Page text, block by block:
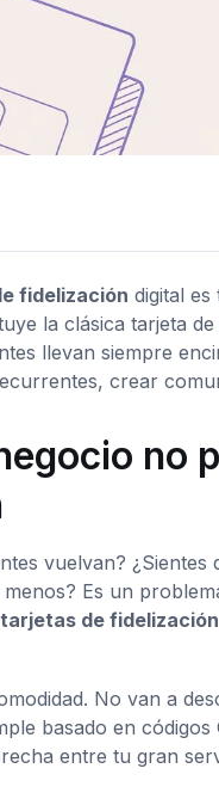
fidelización digital
la clásica tarjeta
llevan siempre
crear
no
vuelvan?
Es un
de fidelización
No van a
basado en códigos
entre tu gran